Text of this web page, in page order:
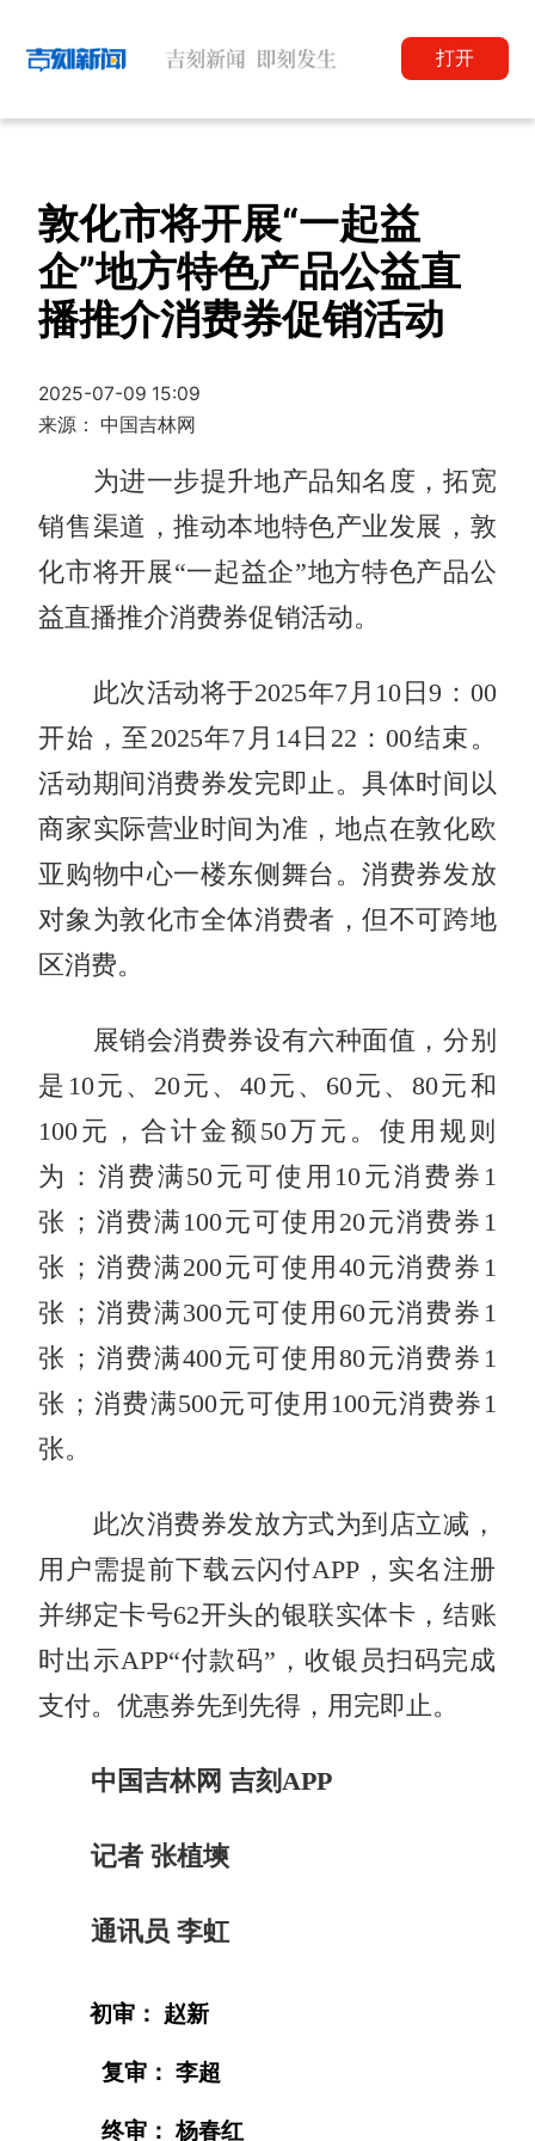
打开
敦化市将开展“一起益
企”地方特色产品公益直
播推介消费券促销活动
2025-07-09 15:09
来源： 中国吉林网
为进一步提升地产品知名度，拓宽
销售渠道，推动本地特色产业发展，敦
化市将开展“一起益企”地方特色产品公
益直播推介消费券促销活动。
此次活动将于2025年7月10日9：00
开始，至2025年7月14日22：00结束。
活动期间消费券发完即止。具体时间以
商家实际营业时间为准，地点在敦化欧
亚购物中心一楼东侧舞台。消费券发放
对象为敦化市全体消费者，但不可跨地
区消费。
展销会消费券设有六种面值，分别
是10元、20元、40元、60元、80元和
100元，合计金额50万元。使用规则
为：消费满50元可使用10元消费券1
张；消费满100元可使用20元消费券1
张；消费满200元可使用40元消费券1
张；消费满300元可使用60元消费券1
张；消费满400元可使用80元消费券1
张；消费满500元可使用100元消费券1
张。
此次消费券发放方式为到店立减，
用户需提前下载云闪付APP，实名注册
并绑定卡号62开头的银联实体卡，结账
时出示APP“付款码”，收银员扫码完成
支付。优惠券先到先得，用完即止。
中国吉林网 吉刻APP
记者 张植塽
通讯员 李虹
初审： 赵新
复审： 李超
终审： 杨春红